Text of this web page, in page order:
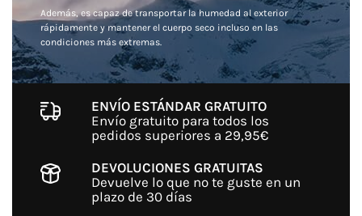
Además, es capaz de transportar la humedad al exterior
rápidamente y mantener el cuerpo seco incluso en las
condiciones más extremas.
ENVÍO ESTÁNDAR GRATUITO
Envío gratuito para todos los
pedidos superiores a 29,95€
DEVOLUCIONES GRATUITAS
Devuelve lo que no te guste en un
plazo de 30 días